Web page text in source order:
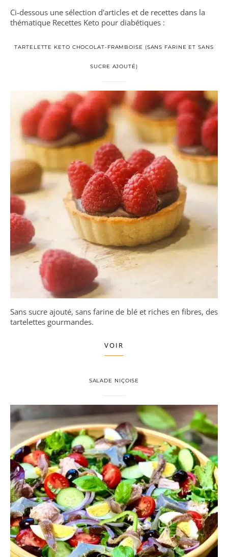
Ci-dessous une sélection d'articles et de recettes dans la
thématique Recettes Keto pour diabétiques :
TARTELETTE KETO CHOCOLAT-FRAMBOISE (SANS FARINE ET SANS
SUCRE AJOUTÉ)
Sans sucre ajouté, sans farine de blé et riches en fibres, des
tartelettes gourmandes.
VOIR
SALADE NIÇOISE